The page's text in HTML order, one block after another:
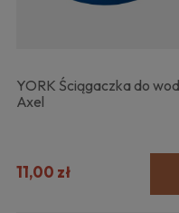
YORK Ściągaczka do
Axel
11,00 zł